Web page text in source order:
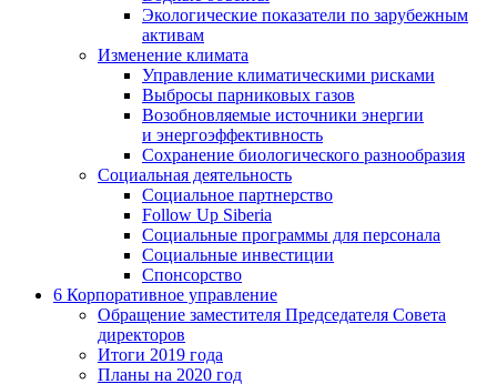
Экологические показатели по зарубежным
активам
Изменение климата
Управление климатическими рисками
Выбросы парниковых газов
Возобновляемые источники энергии
и энергоэффективность
Сохранение биологического разнообразия
Социальная деятельность
Социальное партнерство
Follow Up Siberia
Социальные программы для персонала
Социальные инвестиции
Спонсорство
6 Корпоративное управление
Обращение заместителя Председателя Совета
директоров
Итоги 2019 года
Планы на 2020 год